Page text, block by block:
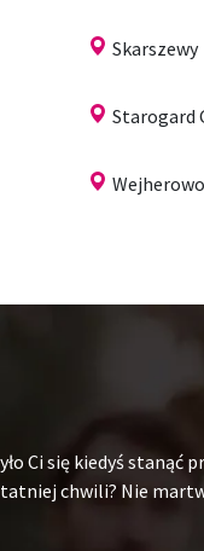
Skarszewy
Starogard
Wejherowo
Ci się kiedyś stanąć
chwili? Nie